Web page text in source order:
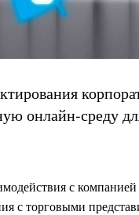
онлайн-среду
с компанией
с торговыми